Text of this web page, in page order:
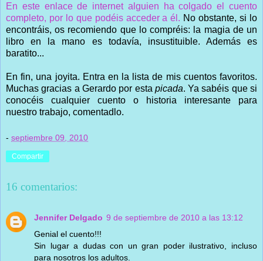
En este enlace de internet alguien ha colgado el cuento
completo, por lo que podéis acceder a él. No obstante, si lo
encontráis, os recomiendo que lo compréis: la magia de un
libro en la mano es todavía, insustituible. Además es
baratito...
En fin, una joyita. Entra en la lista de mis cuentos favoritos.
Muchas gracias a Gerardo por esta picada. Ya sabéis que si
conocéis cualquier cuento o historia interesante para
nuestro trabajo, comentadlo.
- septiembre 09, 2010
Compartir
16 comentarios:
Jennifer Delgado 9 de septiembre de 2010 a las 13:12
Genial el cuento!!!
Sin lugar a dudas con un gran poder ilustrativo, incluso
para nosotros los adultos.